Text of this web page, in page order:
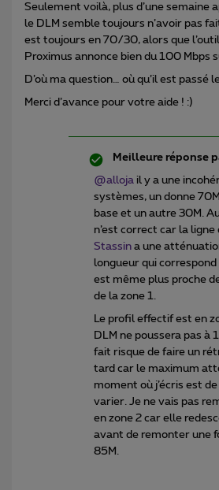
Seulement voilà, plus d’une semaine
le DLM semble toujours n’avoir pas
est toujours en 70/30, alors que
Proximus annonce bien du 100 Mbps
D’où ma question… où qu’il est passé
Merci d’avance pour votre aide ! :)
Meilleure réponse
@alloja il y a une
systèmes, un donne
base et un autre 30M.
n’est correct car la ligne
Stassin a une
longueur qui correspond
est même plus proche
de la zone 1.
Le profil effectif est en
DLM ne poussera pas à
fait risque de faire un
tard car le maximum
moment où j’écris est
varier. Je ne vais pas
en zone 2 car elle
avant de remonter une
85M.